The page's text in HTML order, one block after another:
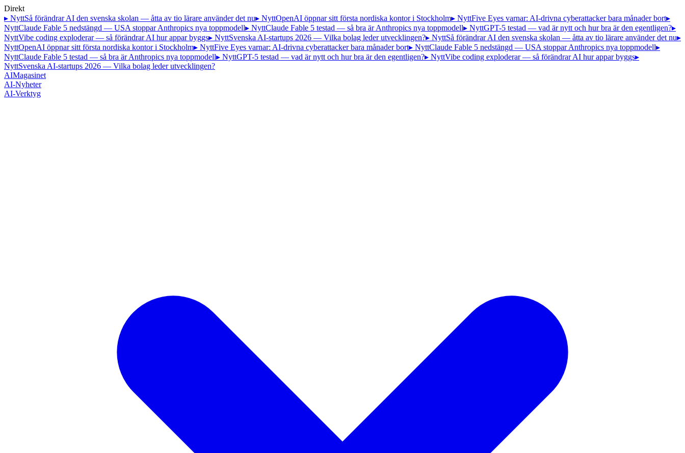
Direkt
▸ NyttSå förändrar AI den svenska skolan — åtta av tio lärare använder det nu▸ NyttOpenAI öppnar sitt första nordiska kontor i Stockholm▸ NyttFive Eyes varnar: AI-drivna cyberattacker bara månader bort▸
NyttClaude Fable 5 nedstängd — USA stoppar Anthropics nya toppmodell▸ NyttClaude Fable 5 testad — så bra är Anthropics nya toppmodell▸ NyttGPT-5 testad — vad är nytt och hur bra är den egentligen?▸
NyttVibe coding exploderar — så förändrar AI hur appar byggs▸ NyttSvenska AI-startups 2026 — Vilka bolag leder utvecklingen?▸ NyttSå förändrar AI den svenska skolan — åtta av tio lärare använder det nu▸
NyttOpenAI öppnar sitt första nordiska kontor i Stockholm▸ NyttFive Eyes varnar: AI-drivna cyberattacker bara månader bort▸ NyttClaude Fable 5 nedstängd — USA stoppar Anthropics nya toppmodell▸
NyttClaude Fable 5 testad — så bra är Anthropics nya toppmodell▸ NyttGPT-5 testad — vad är nytt och hur bra är den egentligen?▸ NyttVibe coding exploderar — så förändrar AI hur appar byggs▸
NyttSvenska AI-startups 2026 — Vilka bolag leder utvecklingen?
AIMagasinet
AI-Nyheter
AI-Verktyg